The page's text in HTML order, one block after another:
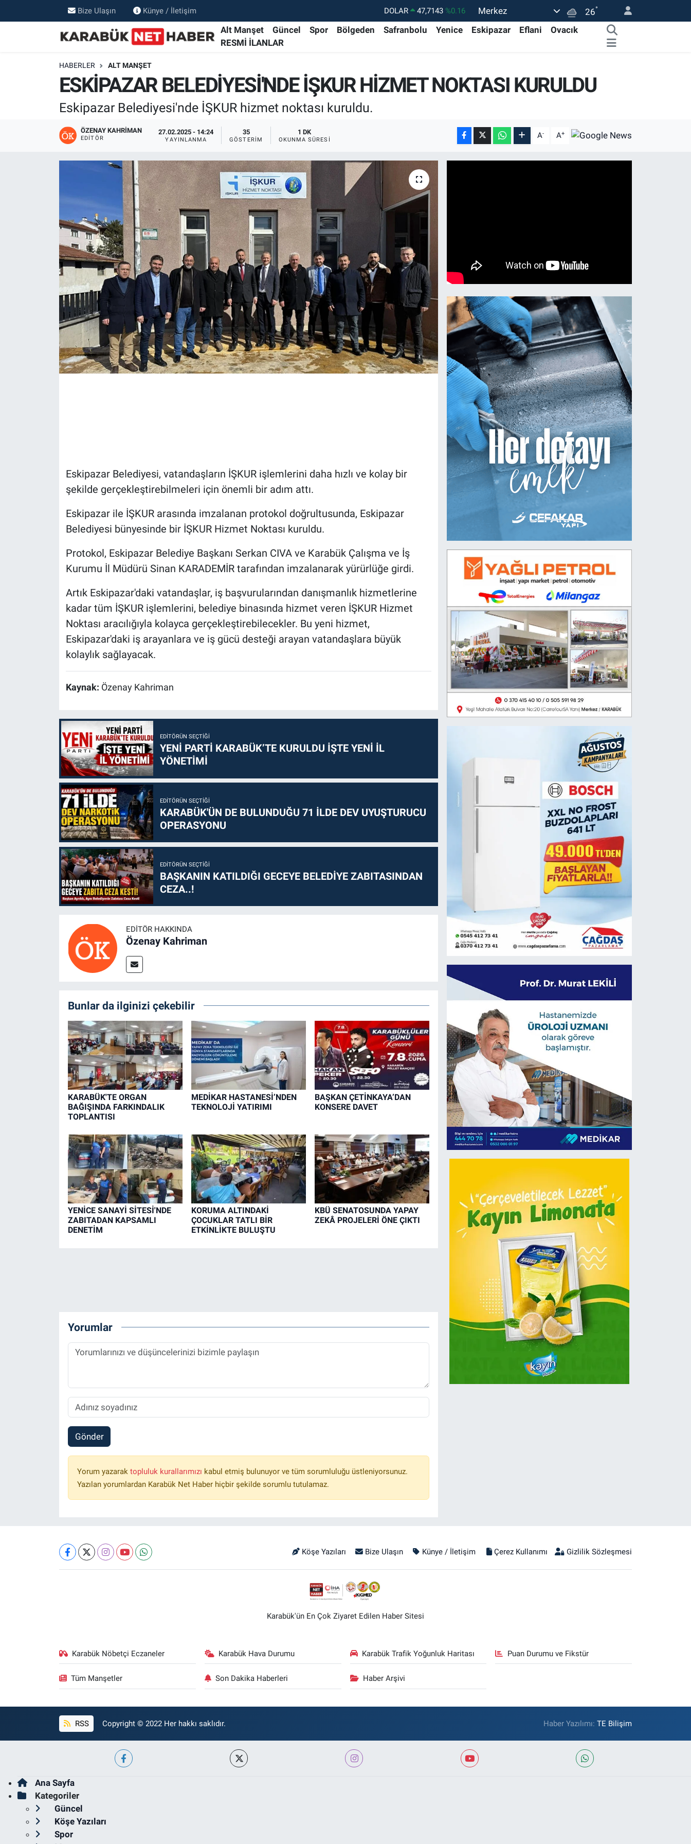
Bize Ulaşın Künye / İletişim DOLAR 47,7143 %0.16
EURO
55,0317 %-0.02
BİST100
13.799 %70
Merkez 26°
Alt Manşet Güncel Spor Bölgeden Safranbolu Yenice Eskipazar Eflani
Ovacık
RESMİ İLANLAR
HABERLER ALT MANŞET
ESKİPAZAR BELEDİYESİ'NDE İŞKUR HİZMET NOKTASI KURULDU
Eskipazar Belediyesi'nde İŞKUR hizmet noktası kuruldu.
ÖZENAY KAHRIMAN
EDITÖR
27.02.2025 - 14:24
YAYINLANMA
35
GÖSTERIM
1 DK
OKUNMA SÜRESI A- A+
Eskipazar Belediyesi, vatandaşların İŞKUR işlemlerini daha hızlı ve kolay bir
şekilde gerçekleştirebilmeleri için önemli bir adım attı.
Eskipazar ile İŞKUR arasında imzalanan protokol doğrultusunda, Eskipazar
Belediyesi bünyesinde bir İŞKUR Hizmet Noktası kuruldu.
Protokol, Eskipazar Belediye Başkanı Serkan CIVA ve Karabük Çalışma ve İş
Kurumu İl Müdürü Sinan KARADEMİR tarafından imzalanarak yürürlüğe girdi.
Artık Eskipazar'daki vatandaşlar, iş başvurularından danışmanlık hizmetlerine
kadar tüm İŞKUR işlemlerini, belediye binasında hizmet veren İŞKUR Hizmet
Noktası aracılığıyla kolayca gerçekleştirebilecekler. Bu yeni hizmet,
Eskipazar'daki iş arayanlara ve iş gücü desteği arayan vatandaşlara büyük
kolaylık sağlayacak.
Kaynak: Özenay Kahriman
EDITÖRÜN SEÇTIĞI
YENİ PARTİ KARABÜK’TE KURULDU İŞTE YENİ İL
YÖNETİMİ
EDITÖRÜN SEÇTIĞI
KARABÜK'ÜN DE BULUNDUĞU 71 İLDE DEV UYUŞTURUCU
OPERASYONU
EDITÖRÜN SEÇTIĞI
BAŞKANIN KATILDIĞI GECEYE BELEDİYE ZABITASINDAN
CEZA..!
EDITÖR HAKKINDA
Özenay Kahriman
Bunlar da ilginizi çekebilir
KARABÜK'TE ORGAN
BAĞIŞINDA FARKINDALIK
TOPLANTISI
MEDİKAR HASTANESİ’NDEN
TEKNOLOJİ YATIRIMI
BAŞKAN ÇETİNKAYA’DAN
KONSERE DAVET
YENİCE SANAYİ SİTESİ'NDE
ZABITADAN KAPSAMLI
DENETİM
KORUMA ALTINDAKİ
ÇOCUKLAR TATLI BİR
ETKİNLİKTE BULUŞTU
KBÜ SENATOSUNDA YAPAY
ZEKÂ PROJELERİ ÖNE ÇIKTI
Yorumlar
Gönder
Yorum yazarak topluluk kurallarımızı kabul etmiş bulunuyor ve tüm sorumluluğu üstleniyorsunuz.
Yazılan yorumlardan Karabük Net Haber hiçbir şekilde sorumlu tutulamaz.
Köşe Yazıları Bize Ulaşın Künye / İletişim Çerez Kullanımı Gizlilik Sözleşmesi
Karabük'ün En Çok Ziyaret Edilen Haber Sitesi
Karabük Nöbetçi Eczaneler Karabük Hava Durumu Karabük Trafik Yoğunluk Haritası Puan Durumu ve Fikstür
Tüm Manşetler Son Dakika Haberleri Haber Arşivi
RSS Copyright © 2022 Her hakkı saklıdır. Haber Yazılımı:TE Bilişim
Ana Sayfa
Kategoriler
Güncel
Köşe Yazıları
Spor